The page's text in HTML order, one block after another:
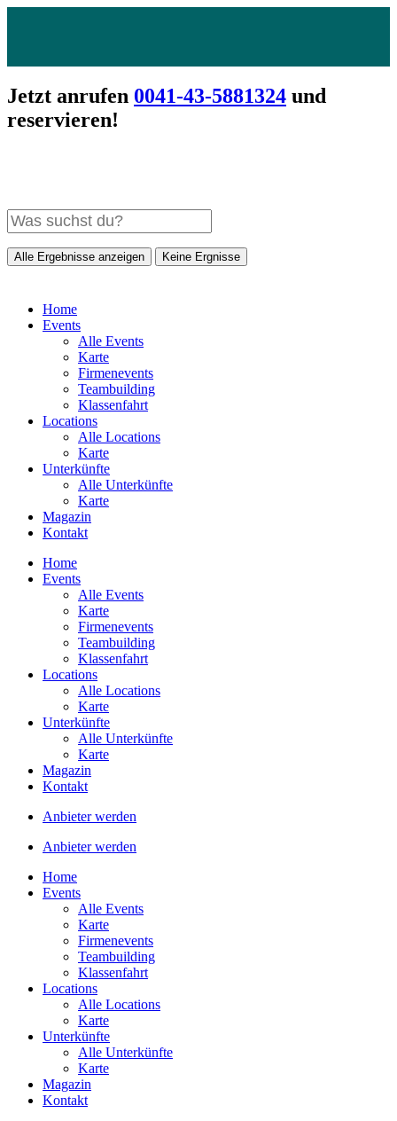
Jetzt anrufen 0041-43-5881324 und
reservieren!
Alle Ergebnisse anzeigen Keine Ergnisse
Home
Events
Alle Events
Karte
Firmenevents
Teambuilding
Klassenfahrt
Locations
Alle Locations
Karte
Unterkünfte
Alle Unterkünfte
Karte
Magazin
Kontakt
Home
Events
Alle Events
Karte
Firmenevents
Teambuilding
Klassenfahrt
Locations
Alle Locations
Karte
Unterkünfte
Alle Unterkünfte
Karte
Magazin
Kontakt
Anbieter werden
Anbieter werden
Home
Events
Alle Events
Karte
Firmenevents
Teambuilding
Klassenfahrt
Locations
Alle Locations
Karte
Unterkünfte
Alle Unterkünfte
Karte
Magazin
Kontakt